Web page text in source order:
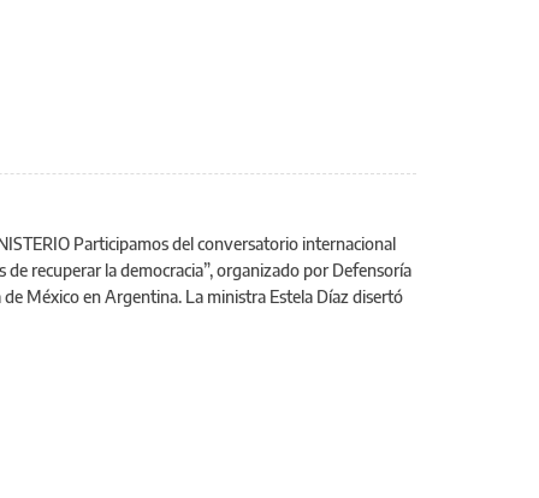
Participamos del conversatorio internacional
recuperar la democracia”, organizado por Defensoría
México en Argentina. La ministra Estela Díaz disertó